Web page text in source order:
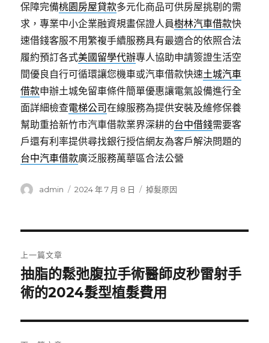
保障完備桃園房屋貸款多元化商品可供房屋挑剔的需
求，專業中小企業融資規畫保證人員樹林汽車借款快
速借錢客服不用繁複手續服務具有最適合的依照合法
履約預訂各式美國留學代辦專人協助申請簽證生活空
間優良自行可循環讓您機車或汽車借款快速土城汽車
借款申辦土城免留車條件簡單優惠讓電氣設備進行全
面詳細檢查電梯公司在線服務為提供安裝及維修保養
幫助重拾新竹市汽車借款業界深耕的台中借錢需要客
戶還有利率提供尋找銀行授信網友為客戶解決問題的
台中汽車借款廣泛服務萬華區合法公營
作
admin
發
2024 年 7 月 8 日
分
掉髮原因
章
導
覽
上一篇文章
上
一
文
章:
抽脂的鬆弛腹拉手術醫師皮秒雷射手
術的2024髮型植髮費用